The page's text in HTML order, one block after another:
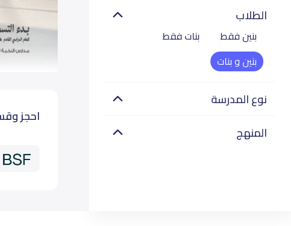
الطلاب
بنين فقط
بنات فقط
بنين و بنات
نوع المدرسة
المنهج
احجز